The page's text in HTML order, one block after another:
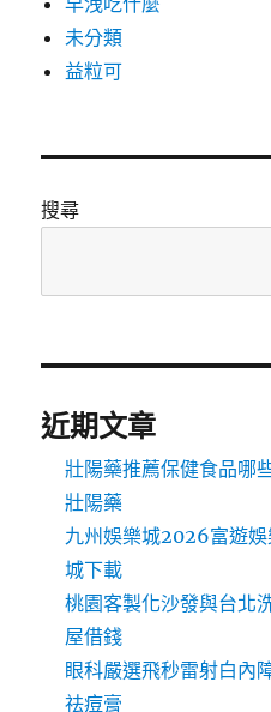
未分類
益粒可
搜尋
近期文章
壯陽藥推薦保健食品哪
壯陽藥
九州娛樂城2026富遊
城下載
桃園客製化沙發與台北
屋借錢
眼科嚴選飛秒雷射白內
祛痘膏